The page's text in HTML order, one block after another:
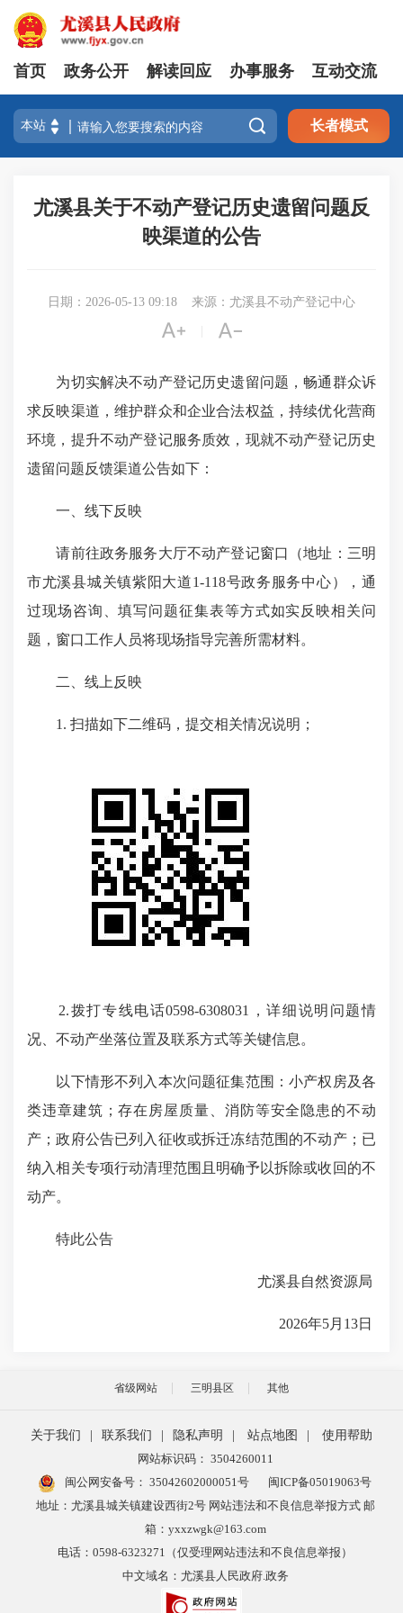
首页 政务公开 解读回应 办事服务 互动交流
 长者模式
尤溪县关于不动产登记历史遗留问题反
映渠道的公告
日期：2026-05-13 09:18 来源：尤溪县不动产登记中心
 
为切实解决不动产登记历史遗留问题，畅通群众诉
求反映渠道，维护群众和企业合法权益，持续优化营商
环境，提升不动产登记服务质效，现就不动产登记历史
遗留问题反馈渠道公告如下：
一、线下反映
请前往政务服务大厅不动产登记窗口（地址：三明
市尤溪县城关镇紫阳大道1-118号政务服务中心），通
过现场咨询、填写问题征集表等方式如实反映相关问
题，窗口工作人员将现场指导完善所需材料。
二、线上反映
1. 扫描如下二维码，提交相关情况说明；
2.拨打专线电话0598-6308031，详细说明问题情
况、不动产坐落位置及联系方式等关键信息。
以下情形不列入本次问题征集范围：小产权房及各
类违章建筑；存在房屋质量、消防等安全隐患的不动
产；政府公告已列入征收或拆迁冻结范围的不动产；已
纳入相关专项行动清理范围且明确予以拆除或收回的不
动产。
特此公告
尤溪县自然资源局
2026年5月13日
省级网站 三明县区 其他
关于我们 联系我们 隐私声明 站点地图
使用帮助
网站标识码： 3504260011
闽公网安备号： 35042602000051号
闽ICP备05019063号
地址：尤溪县城关镇建设西街2号 网站违法和不良信息举报方式 邮
箱：yxxzwgk@163.com
电话：0598-6323271（仅受理网站违法和不良信息举报）
中文域名：尤溪县人民政府.政务